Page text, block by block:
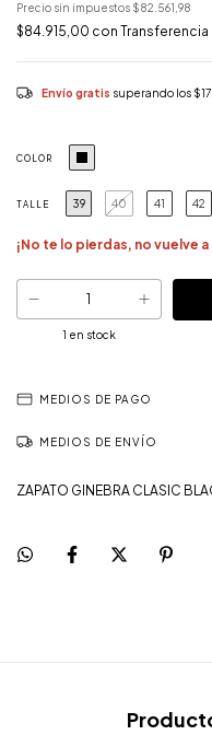
Precio sin impuestos $82.561,98
$84.915,00 con
Envío gratis superando los
COLOR
TALLE 39 40 41 42
¡No te lo pierdas, no vuelve
1 en stock
MEDIOS DE PAGO
MEDIOS DE ENVÍO
ZAPATO GINEBRA CLASIC